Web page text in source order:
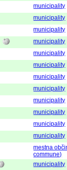
municipality
municipality
municipality
municipality
municipality
municipality
municipality
municipality
municipality
municipality
municipality
municipality
mestna
commune)
municipality